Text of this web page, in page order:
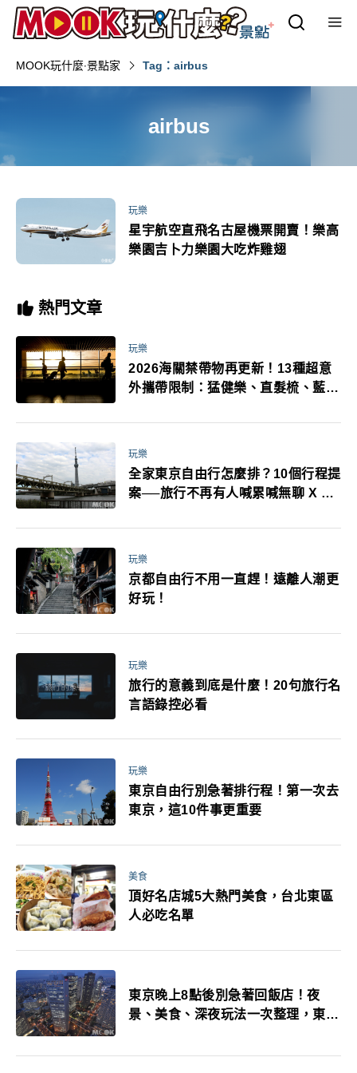
MOOK玩什麼‧景點家 Tag：airbus
airbus
玩樂
星宇航空直飛名古屋機票開賣！樂高
樂園吉卜力樂園大吃炸雞翅
熱門文章
玩樂
2026海關禁帶物再更新！13種超意
外攜帶限制：猛健樂、直髮梳、藍牙
萬！注意事項一次看！
玩樂
全家東京自由行怎麼排？10個行程提
案──旅行不再有人喊累喊無聊 X 爸
玩樂
京都自由行不用一直趕！遠離人潮更
好玩！
玩樂
旅行的意義到底是什麼！20句旅行名
言語錄控必看
玩樂
東京自由行別急著排行程！第一次去
東京，這10件事更重要
美食
頂好名店城5大熱門美食，台北東區
人必吃名單
東京晚上8點後別急著回飯店！夜
景、美食、深夜玩法一次整理，東京